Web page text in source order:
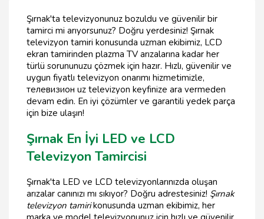
Şırnak'ta televizyonunuz bozuldu ve güvenilir bir
tamirci mi arıyorsunuz? Doğru yerdesiniz! Şırnak
televizyon tamiri konusunda uzman ekibimiz, LCD
ekran tamirinden plazma TV arızalarına kadar her
türlü sorununuzu çözmek için hazır. Hızlı, güvenilir ve
uygun fiyatlı televizyon onarımı hizmetimizle,
телевизион uz televizyon keyfinize ara vermeden
devam edin. En iyi çözümler ve garantili yedek parça
için bize ulaşın!
Şırnak En İyi LED ve LCD
Televizyon Tamircisi
Şırnak'ta LED ve LCD televizyonlarınızda oluşan
arızalar canınızı mı sıkıyor? Doğru adrestesiniz! Şırnak
televizyon tamirikonusunda uzman ekibimiz, her